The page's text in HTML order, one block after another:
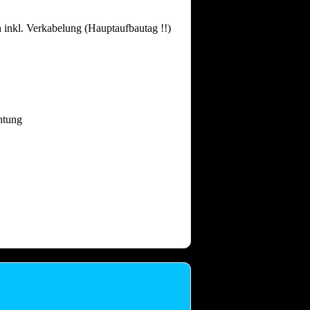
Verkabelung (Hauptaufbautag !!)